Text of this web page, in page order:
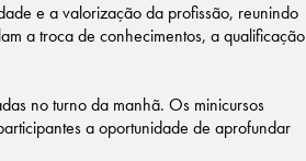
e a valorização da profissão, reunindo
a troca de conhecimentos, a qualificação
no turno da manhã. Os minicursos
a oportunidade de aprofundar